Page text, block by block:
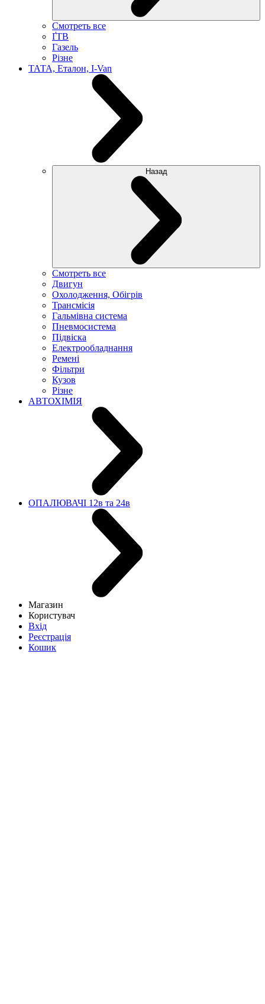
Смотреть все
ҐТВ
Газель
Різне
ТАТА, Еталон, I-Van
Назад
Смотреть все
Двигун
Охолодження, Обігрів
Трансмісія
Гальмівна система
Пневмосистема
Підвіска
Електрообладнання
Ремені
Фільтри
Кузов
Різне
АВТОХІМІЯ
ОПАЛЮВАЧІ 12в та 24в
Магазин
Користувач
Вхід
Реєстрація
Кошик